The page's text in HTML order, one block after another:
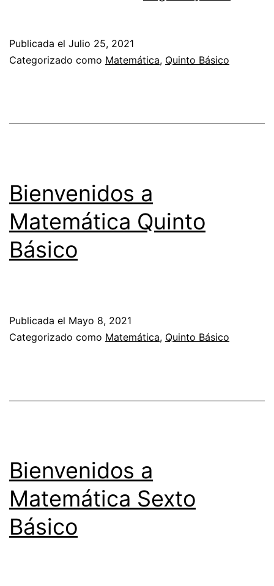
Publicada el Julio 25, 2021
Categorizado como Matemática, Quinto Básico
Bienvenidos a
Matemática Quinto
Básico
Publicada el Mayo 8, 2021
Categorizado como Matemática, Quinto Básico
Bienvenidos a
Matemática Sexto
Básico